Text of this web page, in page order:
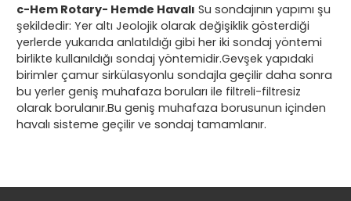
c-Hem Rotary- Hemde Havalı Su sondajının yapımı şu
şekildedir: Yer altı Jeolojik olarak değişiklik gösterdiği
yerlerde yukarıda anlatıldığı gibi her iki sondaj yöntemi
birlikte kullanıldığı sondaj yöntemidir.Gevşek yapıdaki
birimler çamur sirkülasyonlu sondajla geçilir daha sonra
bu yerler geniş muhafaza boruları ile filtreli-filtresiz
olarak borulanır.Bu geniş muhafaza borusunun içinden
havalı sisteme geçilir ve sondaj tamamlanır.